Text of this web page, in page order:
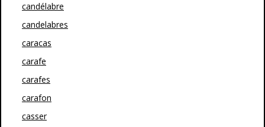
candélabre
candelabres
caracas
carafe
carafes
carafon
casser